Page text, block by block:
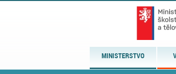
MINISTERSTVO